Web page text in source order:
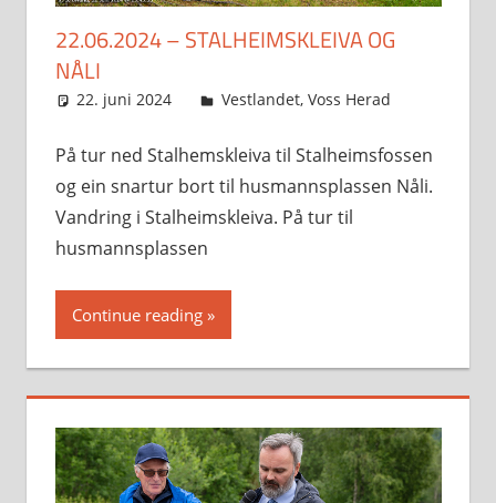
22.06.2024 – STALHEIMSKLEIVA OG
NÅLI
22. juni 2024 Svein
Vestlandet, Voss Herad
På tur ned Stalhemskleiva til Stalheimsfossen
og ein snartur bort til husmannsplassen Nåli.
Vandring i Stalheimskleiva. På tur til
husmannsplassen
Continue reading